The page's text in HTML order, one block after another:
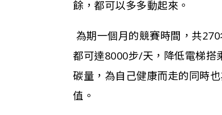
餘，都可以多多動起來。
為期一個月的競賽時間，共
都可達8000步/天，降低電梯搭
碳量，為自己健康而走的同時
值。